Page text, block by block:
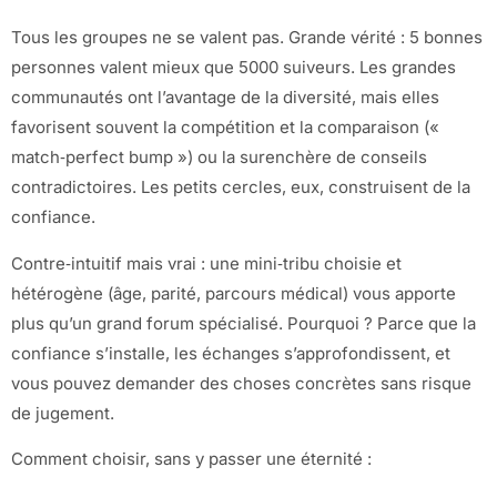
Tous les groupes ne se valent pas. Grande vérité : 5 bonnes
personnes valent mieux que 5000 suiveurs. Les grandes
communautés ont l’avantage de la diversité, mais elles
favorisent souvent la compétition et la comparaison («
match‑perfect bump ») ou la surenchère de conseils
contradictoires. Les petits cercles, eux, construisent de la
confiance.
Contre‑intuitif mais vrai : une mini‑tribu choisie et
hétérogène (âge, parité, parcours médical) vous apporte
plus qu’un grand forum spécialisé. Pourquoi ? Parce que la
confiance s’installe, les échanges s’approfondissent, et
vous pouvez demander des choses concrètes sans risque
de jugement.
Comment choisir, sans y passer une éternité :